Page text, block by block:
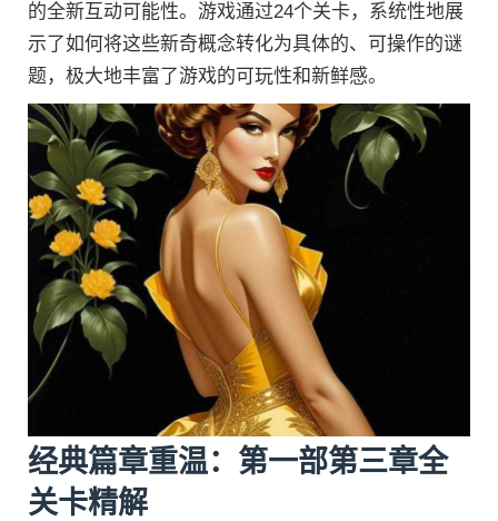
的全新互动可能性。游戏通过24个关卡，系统性地展
示了如何将这些新奇概念转化为具体的、可操作的谜
题，极大地丰富了游戏的可玩性和新鲜感。
经典篇章重温：第一部第三章全
关卡精解